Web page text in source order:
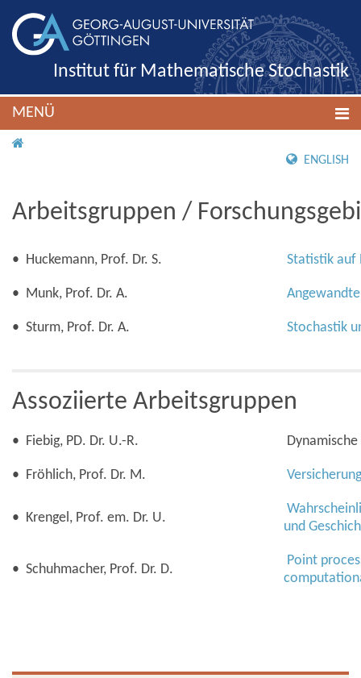
Institut für Mathematische Stochastik
MENÜ
ENGLISH
Arbeitsgruppen /
• Huckemann, Prof. Dr. S. Statistik auf
• Munk, Prof. Dr. A.
• Sturm, Prof. Dr. A. Stochastik
Assoziierte Arbeitsgruppen
• Fiebig, PD. Dr. U.-R. Dynamische
• Fröhlich, Prof. Dr. M.
• Krengel, Prof. em. Dr. U.
und
• Schuhmacher, Prof. Dr. D.
Point